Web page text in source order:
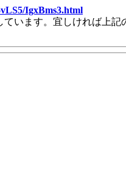
IgxBms3.html
います。宜しければ上